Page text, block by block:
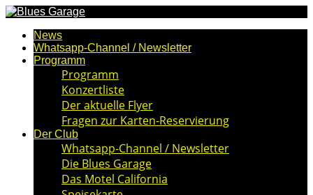
News
Whatsapp-Channel / Newsletter
Programm
Programm
Konzertliste
Der aktuelle Flyer
Fragen zur Karten-Reservierung
Der Club
Whatsapp-Channel / Newsletter
Die Blues Garage
Das Motel California